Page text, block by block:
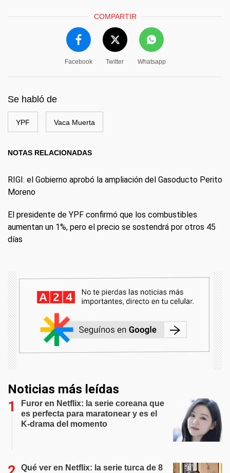
COMPARTIR
Facebook Twitter Whatsapp
Se habló de
YPF Vaca Muerta
NOTAS RELACIONADAS
RIGI: el Gobierno aprobó la ampliación del Gasoducto Perito
Moreno
El presidente de YPF confirmó que los combustibles
aumentan un 1%, pero el precio se sostendrá por otros 45
días
Noticias más leídas
Furor en Netflix: la serie coreana que
es perfecta para maratonear y es el
K-drama del momento
Qué ver en Netflix: la serie turca de 8